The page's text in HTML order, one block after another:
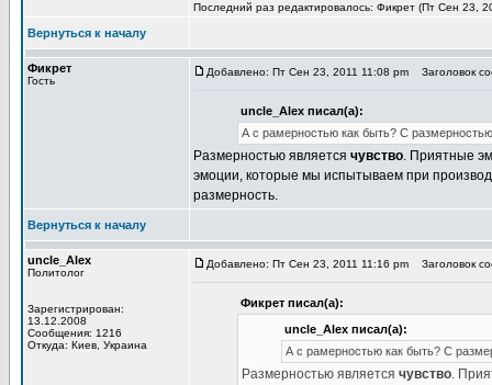
Последний раз редактировалось: Фикрет (Пт Сен 23,
Вернуться к началу
Фикрет
Гость
Добавлено: Пт Сен 23, 2011 11:08 pm Заголовок
uncle_Alex писал(а):
А с рамерностью как быть? С
Размерностью является чувство. Приятные
эмоции, которые мы испытываем при
размерность.
Вернуться к началу
uncle_Alex
Политолог
Зарегистрирован:
13.12.2008
Сообщения: 1216
Откуда: Киев, Украина
Добавлено: Пт Сен 23, 2011 11:16 pm Заголовок
Фикрет писал(а):
uncle_Alex писал(а):
А с рамерностью как быть? С
Размерностью является чувство.